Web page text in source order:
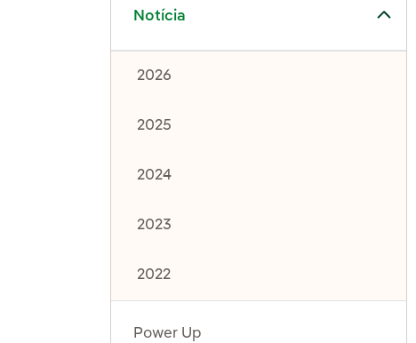
Notícia
Alternar submenu de Notícia
2026
2025
2024
2023
2022
Power Up